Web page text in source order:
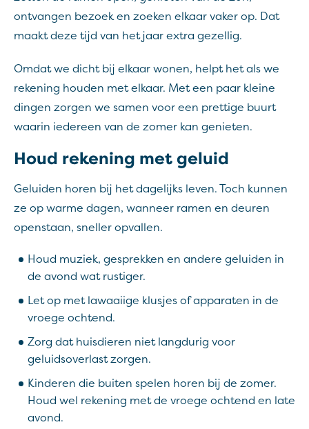
ontvangen bezoek en zoeken elkaar vaker op. Dat
maakt deze tijd van het jaar extra gezellig.
Omdat we dicht bij elkaar wonen, helpt het als we
rekening houden met elkaar. Met een paar kleine
dingen zorgen we samen voor een prettige buurt
waarin iedereen van de zomer kan genieten.
Houd rekening met geluid
Geluiden horen bij het dagelijks leven. Toch kunnen
ze op warme dagen, wanneer ramen en deuren
openstaan, sneller opvallen.
Houd muziek, gesprekken en andere geluiden in
de avond wat rustiger.
Let op met lawaaiige klusjes of apparaten in de
vroege ochtend.
Zorg dat huisdieren niet langdurig voor
geluidsoverlast zorgen.
Kinderen die buiten spelen horen bij de zomer.
Houd wel rekening met de vroege ochtend en late
avond.